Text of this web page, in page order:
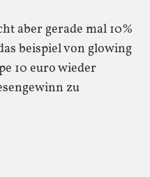
aber gerade mal 10%
beispiel von glowing
10 euro wieder
zu